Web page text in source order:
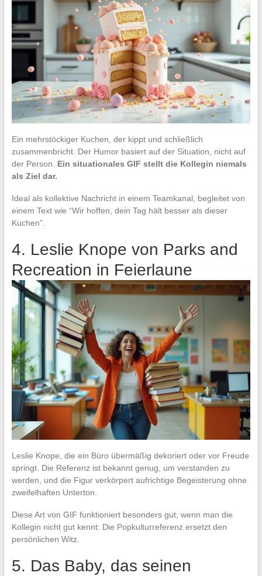
Ein mehrstöckiger Kuchen, der kippt und schließlich
zusammenbricht. Der Humor basiert auf der Situation, nicht auf
der Person. Ein situationales GIF stellt die Kollegin niemals
als Ziel dar.
Ideal als kollektive Nachricht in einem Teamkanal, begleitet von
einem Text wie “Wir hoffen, dein Tag hält besser als dieser
Kuchen”.
4. Leslie Knope von Parks and
Recreation in Feierlaune
Leslie Knope, die ein Büro übermäßig dekoriert oder vor Freude
springt. Die Referenz ist bekannt genug, um verstanden zu
werden, und die Figur verkörpert aufrichtige Begeisterung ohne
zweifelhaften Unterton.
Diese Art von GIF funktioniert besonders gut, wenn man die
Kollegin nicht gut kennt: Die Popkulturreferenz ersetzt den
persönlichen Witz.
5. Das Baby, das seinen